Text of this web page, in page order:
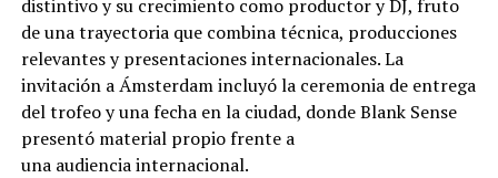
distintivo y su crecimiento como productor y DJ, fruto
de una trayectoria que combina técnica, producciones
relevantes y presentaciones internacionales. La
invitación a Ámsterdam incluyó la ceremonia de entrega
del trofeo y una fecha en la ciudad, donde Blank Sense
presentó material propio frente a
una audiencia internacional.